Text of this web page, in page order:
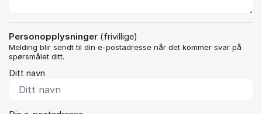
Personopplysninger (frivillige)
Melding blir sendt til din e-postadresse når det kommer svar på
spørsmålet ditt.
Ditt navn